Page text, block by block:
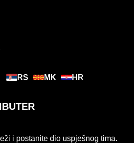
RS MK HR
i postanite dio uspješnog tima.